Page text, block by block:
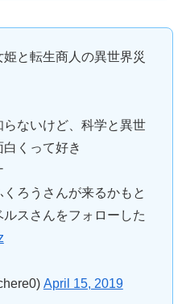
と転生商人の異世界災
ないけど、科学と異世
くって好き
ろうさんが来るかもと
スさんをフォローした
April 15, 2019